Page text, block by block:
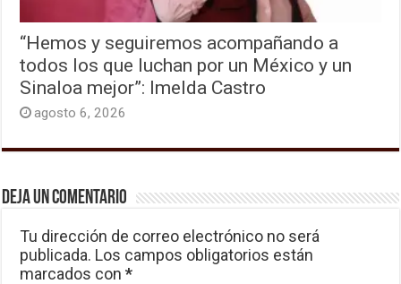
“Hemos y seguiremos acompañando a
todos los que luchan por un México y un
Sinaloa mejor”: Imelda Castro
agosto 6, 2026
Deja un comentario
Tu dirección de correo electrónico no será
publicada. Los campos obligatorios están
marcados con*